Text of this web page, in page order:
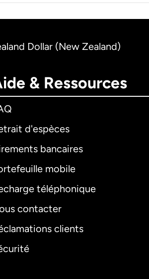
Dollar (New Zealand)
& Ressources
d'espèces
bancaires
mobile
téléphonique
contacter
clients